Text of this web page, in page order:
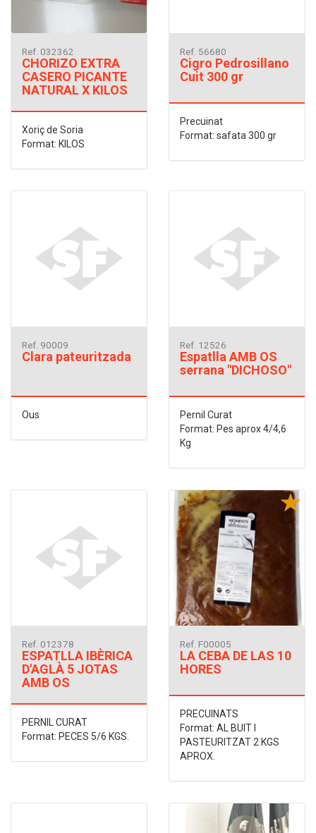
Ref. 032362
CHORIZO EXTRA
CASERO PICANTE
NATURAL X KILOS
Xoriç de Soria
Format: KILOS
Ref. 56680
Cigro Pedrosillano
Cuit 300 gr
Precuinat
Format: safata 300 gr
Ref. 90009
Clara pateuritzada
Ous
Ref. 12526
Espatlla AMB OS
serrana "DICHOSO"
Pernil Curat
Format: Pes aprox 4/4,6
Kg
Ref. 012378
ESPATLLA IBÈRICA
D'AGLÀ 5 JOTAS
AMB OS
PERNIL CURAT
Format: PECES 5/6 KGS.
Ref. F00005
LA CEBA DE LAS 10
HORES
PRECUINATS
Format: AL BUIT I
PASTEURITZAT 2 KGS
APROX.